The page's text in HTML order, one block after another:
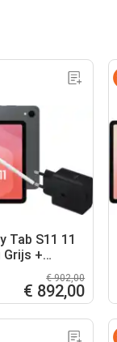
Tab S11 11
Grijs +
€ 902,00
€ 892,00